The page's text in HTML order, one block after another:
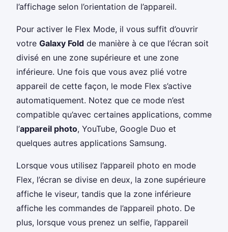
l’affichage selon l’orientation de l’appareil.
Pour activer le Flex Mode, il vous suffit d’ouvrir
votre Galaxy Fold de manière à ce que l’écran soit
divisé en une zone supérieure et une zone
inférieure. Une fois que vous avez plié votre
appareil de cette façon, le mode Flex s’active
automatiquement. Notez que ce mode n’est
compatible qu’avec certaines applications, comme
l’appareil photo, YouTube, Google Duo et
quelques autres applications Samsung.
Lorsque vous utilisez l’appareil photo en mode
Flex, l’écran se divise en deux, la zone supérieure
affiche le viseur, tandis que la zone inférieure
affiche les commandes de l’appareil photo. De
plus, lorsque vous prenez un selfie, l’appareil